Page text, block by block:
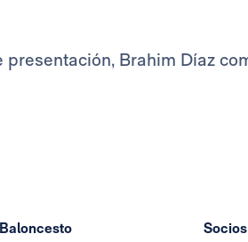
Brahim Díaz
Baloncesto Socios